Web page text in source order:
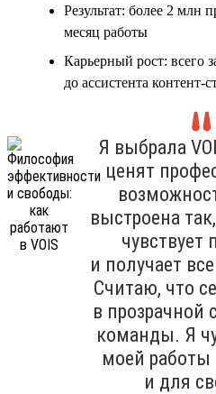
Результат: более 2 млн
месяц работы
Карьерный рост: всего
до ассистента контент-
Я выбрала
ценят
выстроена
чувствует
и получает
Считаю, что
в прозрачной
команды. Я
моей работы
и для